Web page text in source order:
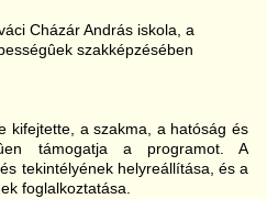
kifejtette, a szakma, a hatóság és
támogatja a programot. A
tekintélyének helyreállítása, és a
foglalkoztatása.